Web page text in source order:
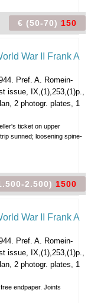
€ (50-70) 150
Pref. A. Romein-
issue, IX,(1),253,(1)p.,
2 photogr. plates, 1
ticket on upper
sunned; loosening spine-
2.500) 1500
Pref. A. Romein-
issue, IX,(1),253,(1)p.,
2 photogr. plates, 1
endpaper. Joints